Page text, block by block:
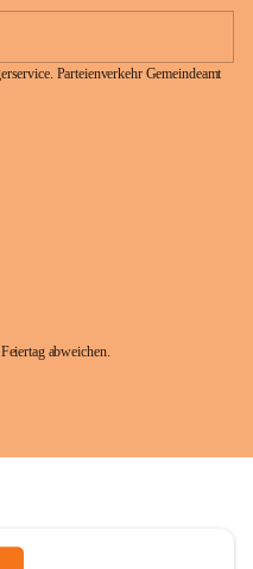
Parteienverkehr Gemeindeamt
abweichen.